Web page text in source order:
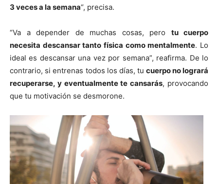
3 veces a la semana“, precisa.
“Va a depender de muchas cosas, pero tu cuerpo
necesita descansar tanto física como mentalmente. Lo
ideal es descansar una vez por semana”, reafirma. De lo
contrario, si entrenas todos los días, tu cuerpo no logrará
recuperarse, y eventualmente te cansarás, provocando
que tu motivación se desmorone.